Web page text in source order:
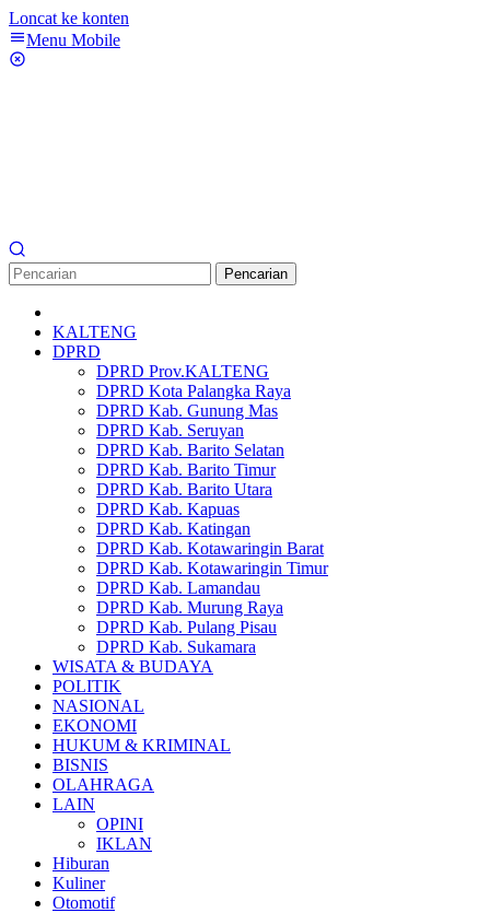
Loncat ke konten
Menu Mobile
Pencarian
KALTENG
DPRD
DPRD Prov.KALTENG
DPRD Kota Palangka Raya
DPRD Kab. Gunung Mas
DPRD Kab. Seruyan
DPRD Kab. Barito Selatan
DPRD Kab. Barito Timur
DPRD Kab. Barito Utara
DPRD Kab. Kapuas
DPRD Kab. Katingan
DPRD Kab. Kotawaringin Barat
DPRD Kab. Kotawaringin Timur
DPRD Kab. Lamandau
DPRD Kab. Murung Raya
DPRD Kab. Pulang Pisau
DPRD Kab. Sukamara
WISATA & BUDAYA
POLITIK
NASIONAL
EKONOMI
HUKUM & KRIMINAL
BISNIS
OLAHRAGA
LAIN
OPINI
IKLAN
Hiburan
Kuliner
Otomotif